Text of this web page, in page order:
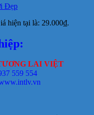
Đẹp
hiện tại là: 29.000₫.
LAI VIỆT
559 554